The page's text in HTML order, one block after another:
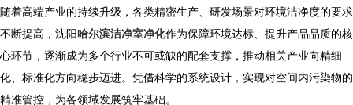
随着高端产业的持续升级，各类精密生产、研发场景对环境洁净度的要求
不断提高，沈阳哈尔滨洁净室净化作为保障环境达标、提升产品品质的核
心环节，逐渐成为多个行业不可或缺的配套支撑，推动相关产业向精细
化、标准化方向稳步迈进。凭借科学的系统设计，实现对空间内污染物的
精准管控，为各领域发展筑牢基础。